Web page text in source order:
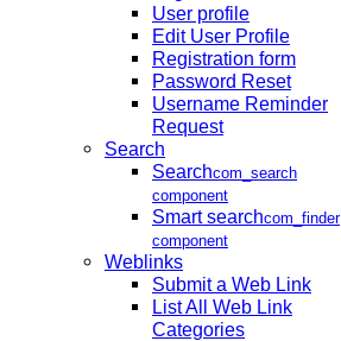
User profile
Edit User Profile
Registration form
Password Reset
Username Reminder
Request
Search
Searchcom_search
component
Smart searchcom_finder
component
Weblinks
Submit a Web Link
List All Web Link
Categories